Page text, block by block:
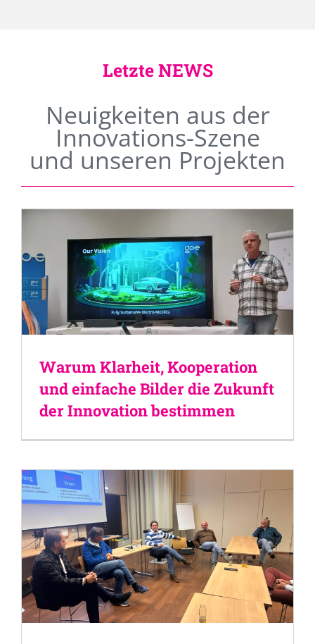
Letzte NEWS
Neuigkeiten aus der
Innovations-Szene
und unseren Projekten
Warum Klarheit, Kooperation
und einfache Bilder die Zukunft
der Innovation bestimmen